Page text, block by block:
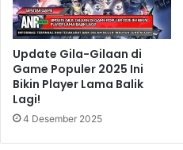
Update Gila-Gilaan di
Game Populer 2025 Ini
Bikin Player Lama Balik
Lagi!
4 Desember 2025